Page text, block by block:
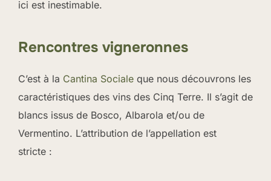
ici est inestimable.
Rencontres vigneronnes
C’est à la Cantina Sociale que nous découvrons les
caractéristiques des vins des Cinq Terre. Il s’agit de
blancs issus de Bosco, Albarola et/ou de
Vermentino. L’attribution de l’appellation est
stricte :